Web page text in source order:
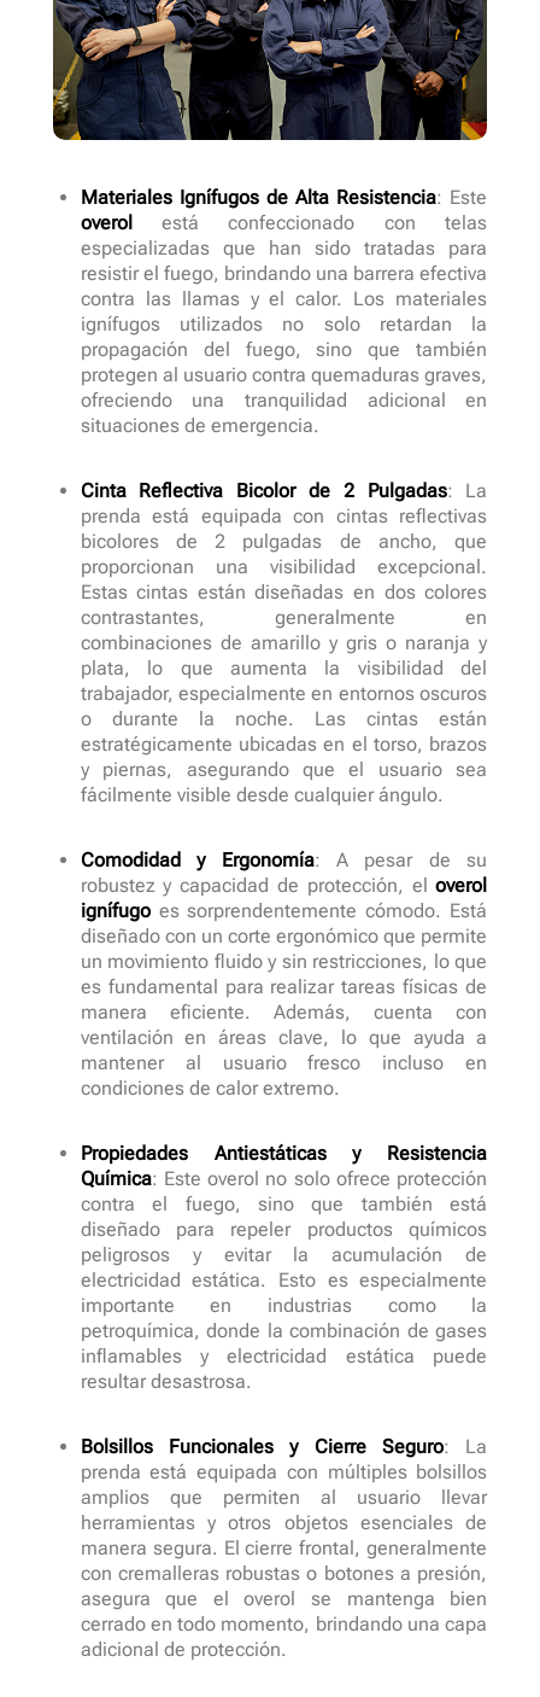
Materiales Ignífugos de Alta Resistencia: Este
overol
está confeccionado con telas
especializadas que han sido tratadas para
resistir el fuego, brindando una barrera efectiva
contra las llamas y el calor. Los materiales
ignífugos utilizados no solo retardan la
propagación del fuego, sino que también
protegen al usuario contra quemaduras graves,
ofreciendo una tranquilidad adicional en
situaciones de emergencia.
Cinta Reflectiva Bicolor de 2 Pulgadas: La
prenda está equipada con cintas reflectivas
bicolores de 2 pulgadas de ancho, que
proporcionan una visibilidad excepcional.
Estas cintas están diseñadas en dos colores
contrastantes, generalmente en
combinaciones de amarillo y gris o naranja y
plata, lo que aumenta la visibilidad del
trabajador, especialmente en entornos oscuros
o durante la noche. Las cintas están
estratégicamente ubicadas en el torso, brazos
y piernas, asegurando que el usuario sea
fácilmente visible desde cualquier ángulo.
Comodidad y Ergonomía: A pesar de su
robustez y capacidad de protección, el overol
ignífugoes sorprendentemente cómodo. Está
diseñado con un corte ergonómico que permite
un movimiento fluido y sin restricciones, lo que
es fundamental para realizar tareas físicas de
manera eficiente. Además, cuenta con
ventilación en áreas clave, lo que ayuda a
mantener al usuario fresco incluso en
condiciones de calor extremo.
Propiedades Antiestáticas y Resistencia
Química: Este overol no solo ofrece protección
contra el fuego, sino que también está
diseñado para repeler productos químicos
peligrosos y evitar la acumulación de
electricidad estática. Esto es especialmente
importante en industrias como la
petroquímica, donde la combinación de gases
inflamables y electricidad estática puede
resultar desastrosa.
Bolsillos Funcionales y Cierre Seguro: La
prenda está equipada con múltiples bolsillos
amplios que permiten al usuario llevar
herramientas y otros objetos esenciales de
manera segura. El cierre frontal, generalmente
con cremalleras robustas o botones a presión,
asegura que el overol se mantenga bien
cerrado en todo momento, brindando una capa
adicional de protección.